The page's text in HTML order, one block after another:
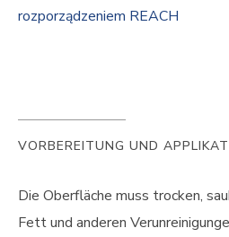
rozporządzeniem REACH
VORBEREITUNG UND
Die Oberfläche muss trocken,
Fett und anderen